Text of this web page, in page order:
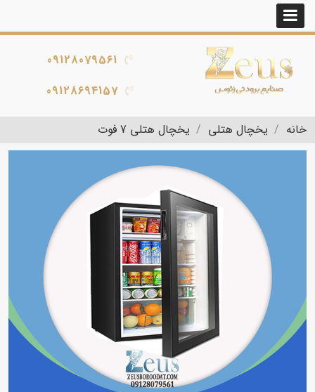
09128079561
09128694157
خانه یخچال هتلی یخچال هتلی 7 فوت